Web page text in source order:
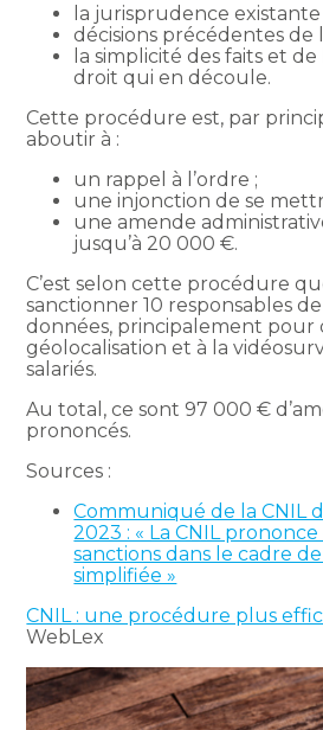
la jurisprudence existante
décisions précédentes de
la simplicité des faits et
droit qui en découle.
Cette procédure est, par
aboutir à :
un rappel à l’ordre ;
une injonction de se
une amende
jusqu’à 20 000 €.
C’est selon cette procédure
sanctionner 10 responsables
données, principalement pour
géolocalisation et à la
salariés.
Au total, ce sont 97 000 €
prononcés.
Sources :
Communiqué de la CNIL
2023 : « La CNIL
sanctions dans le cadre
simplifiée »
CNIL : une procédure plus
WebLex